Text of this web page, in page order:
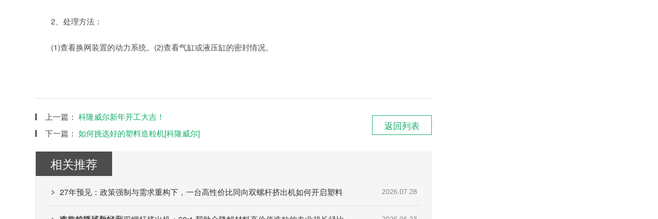
2、处理方法：
(1)查看换网装置的动力系统。(2)查看气缸或液压缸的密封情况。
上一篇： 科隆威尔新年开工大吉！
下一篇： 如何挑选好的塑料造粒机[科隆威尔]
返回列表
相关推荐
27年预见：政策强制与需求重构下，一台高性价比同向双螺杆挤出机如何开启塑料 2026.07.28